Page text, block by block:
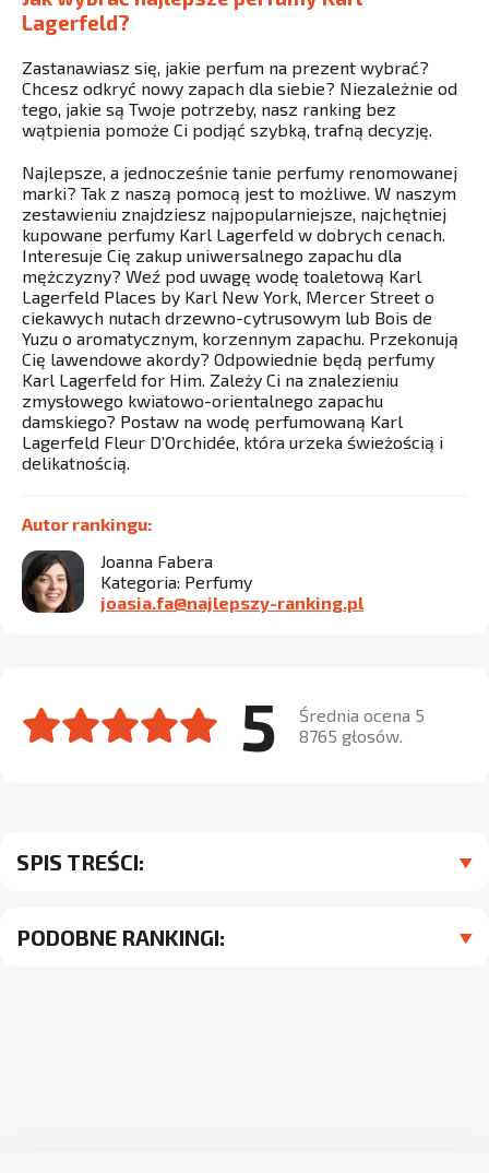
SPIS TREŚCI:
PODOBNE RANKINGI:
Lagerfeld?
Zastanawiasz się, jakie perfum na prezent wybrać?
Chcesz odkryć nowy zapach dla siebie? Niezależnie od
tego, jakie są Twoje potrzeby, nasz ranking bez
wątpienia pomoże Ci podjąć szybką, trafną decyzję.
Najlepsze, a jednocześnie tanie perfumy renomowanej
marki? Tak z naszą pomocą jest to możliwe. W naszym
zestawieniu znajdziesz najpopularniejsze, najchętniej
kupowane perfumy Karl Lagerfeld w dobrych cenach.
Interesuje Cię zakup uniwersalnego zapachu dla
mężczyzny? Weź pod uwagę wodę toaletową Karl
Lagerfeld Places by Karl New York, Mercer Street o
ciekawych nutach drzewno-cytrusowym lub Bois de
Yuzu o aromatycznym, korzennym zapachu. Przekonują
Cię lawendowe akordy? Odpowiednie będą perfumy
Karl Lagerfeld for Him. Zależy Ci na znalezieniu
zmysłowego kwiatowo-orientalnego zapachu
damskiego? Postaw na wodę perfumowaną Karl
Lagerfeld Fleur D’Orchidée, która urzeka świeżością i
delikatnością.
Autor rankingu:
Joanna Fabera
Kategoria: Perfumy
joasia.fa@najlepszy-ranking.pl
5
Średnia ocena 5
8765 głosów.